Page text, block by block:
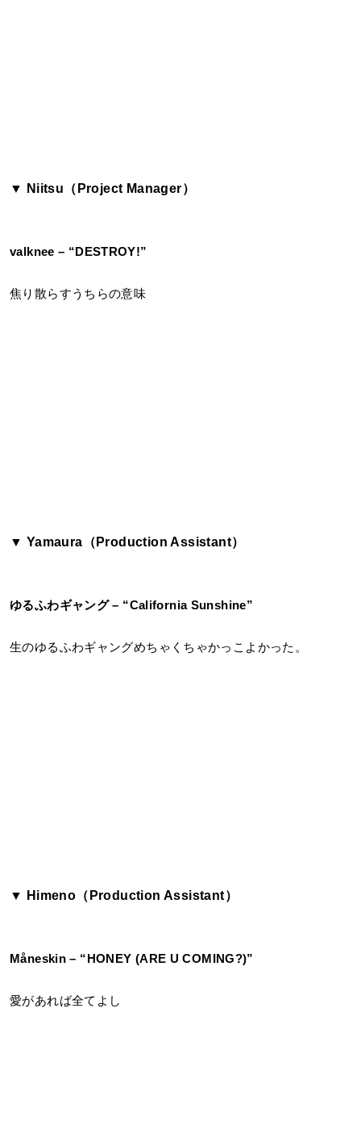
▼ Niitsu（Project Manager）
valknee – “DESTROY!”
焦り散らすうちらの意味
▼ Yamaura（Production Assistant）
ゆるふわギャング– “California Sunshine”
生のゆるふわギャングめちゃくちゃかっこよかった。
▼ Himeno（Production Assistant）
Måneskin – “HONEY (ARE U COMING?)”
愛があれば全てよし